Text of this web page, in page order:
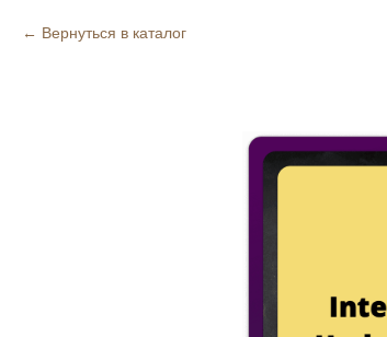
Вернуться в каталог